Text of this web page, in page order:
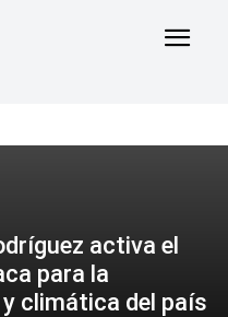
activa el
para la
climática del país